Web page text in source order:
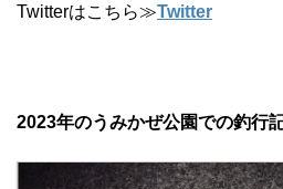
Twitterはこちら≫Twitter
2023年のうみかぜ公園での釣行